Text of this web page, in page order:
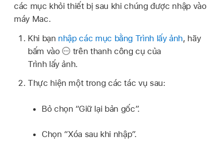
các mục khỏi thiết bị sau khi chúng được nhập vào
máy Mac.
Khi bạn nhập các mục bằng Trình lấy ảnh, hãy
bấm vào
trên thanh công cụ của
Trình lấy ảnh.
Thực hiện một trong các tác vụ sau:
Bỏ chọn “Giữ lại bản gốc”.
Chọn “Xóa sau khi nhập”.